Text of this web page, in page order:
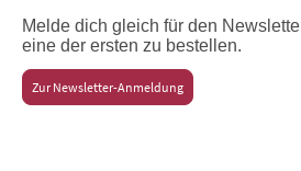
Melde dich gleich für den
eine der ersten zu bestellen.
Zur Newsletter-Anmeldung